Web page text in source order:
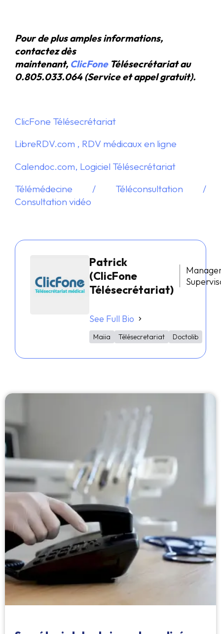
Pour de plus amples informations,
contactez dès
maintenant, ClicFoneTélésecrétariat au
0.805.033.064 (Service et appel gratuit).
ClicFone Télésecrétariat
LibreRDV.com , RDV médicaux en ligne
Calendoc.com, Logiciel Télésecrétariat
Télémédecine / Téléconsultation /
Consultation vidéo
Patrick
(ClicFone
Télésecrétariat)
See Full Bio
Maiia Télésecretariat Doctolib